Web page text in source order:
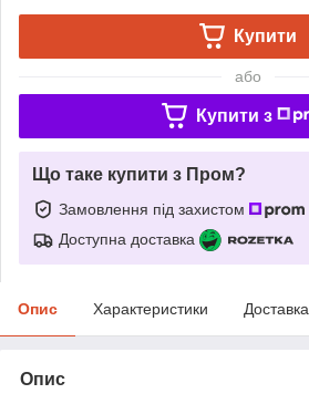
Купити
або
Купити з
Що таке купити з Пром?
Замовлення під захистом
Доступна доставка
Опис Характеристики Доставка
Опис